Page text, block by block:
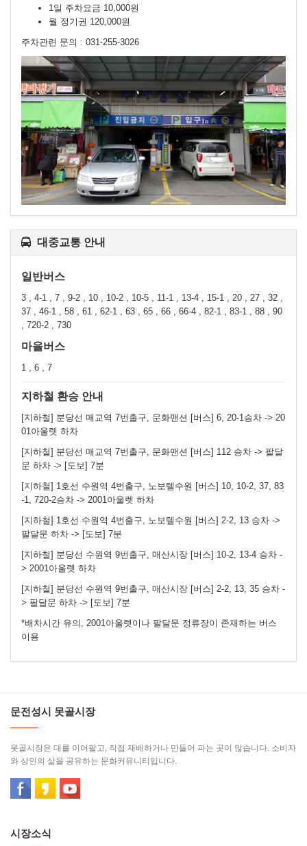
1일 주차요금 10,000원
월 정기권 120,000원
주차관련 문의 : 031-255-3026
대중교통 안내
일반버스
3 , 4-1 , 7 , 9-2 , 10 , 10-2 , 10-5 , 11-1 , 13-4 , 15-1 , 20 , 27 , 32 ,
37 , 46-1 , 58 , 61 , 62-1 , 63 , 65 , 66 , 66-4 , 82-1 , 83-1 , 88 , 90
, 720-2 , 730
마을버스
1 , 6 , 7
지하철 환승 안내
[지하철] 분당선 매교역 7번출구, 문화맨션 [버스] 6, 20-1승차 -> 20
01아울렛 하차
[지하철] 분당선 매교역 7번출구, 문화맨션 [버스] 112 승차 -> 팔달
문 하차 -> [도보] 7분
[지하철] 1호선 수원역 4번출구, 노보텔수원 [버스] 10, 10-2, 37, 83
-1, 720-2승차 -> 2001아울렛 하차
[지하철] 1호선 수원역 4번출구, 노보텔수원 [버스] 2-2, 13 승차 ->
팔달문 하차 -> [도보] 7분
[지하철] 분당선 수원역 9번출구, 매산시장 [버스] 10-2, 13-4 승차 -
> 2001아울렛 하차
[지하철] 분당선 수원역 9번출구, 매산시장 [버스] 2-2, 13, 35 승차 -
> 팔달문 하차 -> [도보] 7분
*배차시간 유의, 2001아울렛이나 팔달문 정류장이 존재하는 버스
이용
문전성시 못골시장
못골시장은 대를 이어팔고, 직접 재배하거나 만들어 파는 곳이 많습니다. 소비자
와 상인의 삶을 공유하는 문화커뮤니티입니다.
시장소식